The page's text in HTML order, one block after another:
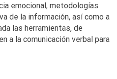
emocional, metodologías
de la información, así como a
las herramientas, de
a la comunicación verbal para